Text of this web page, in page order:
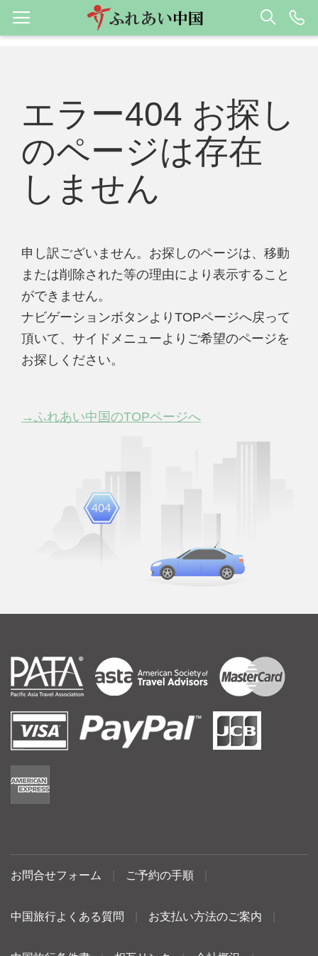
エラー404 お探し
のページは存在
しません
申し訳ございません。お探しのページは、移動
または削除された等の理由により表示すること
ができません。
ナビゲーションボタンよりTOPページへ戻って
頂いて、サイドメニューよりご希望のページを
お探しください。
→ふれあい中国のTOPページへ
お問合せフォーム ご予約の手順
中国旅行よくある質問 お支払い方法のご案内